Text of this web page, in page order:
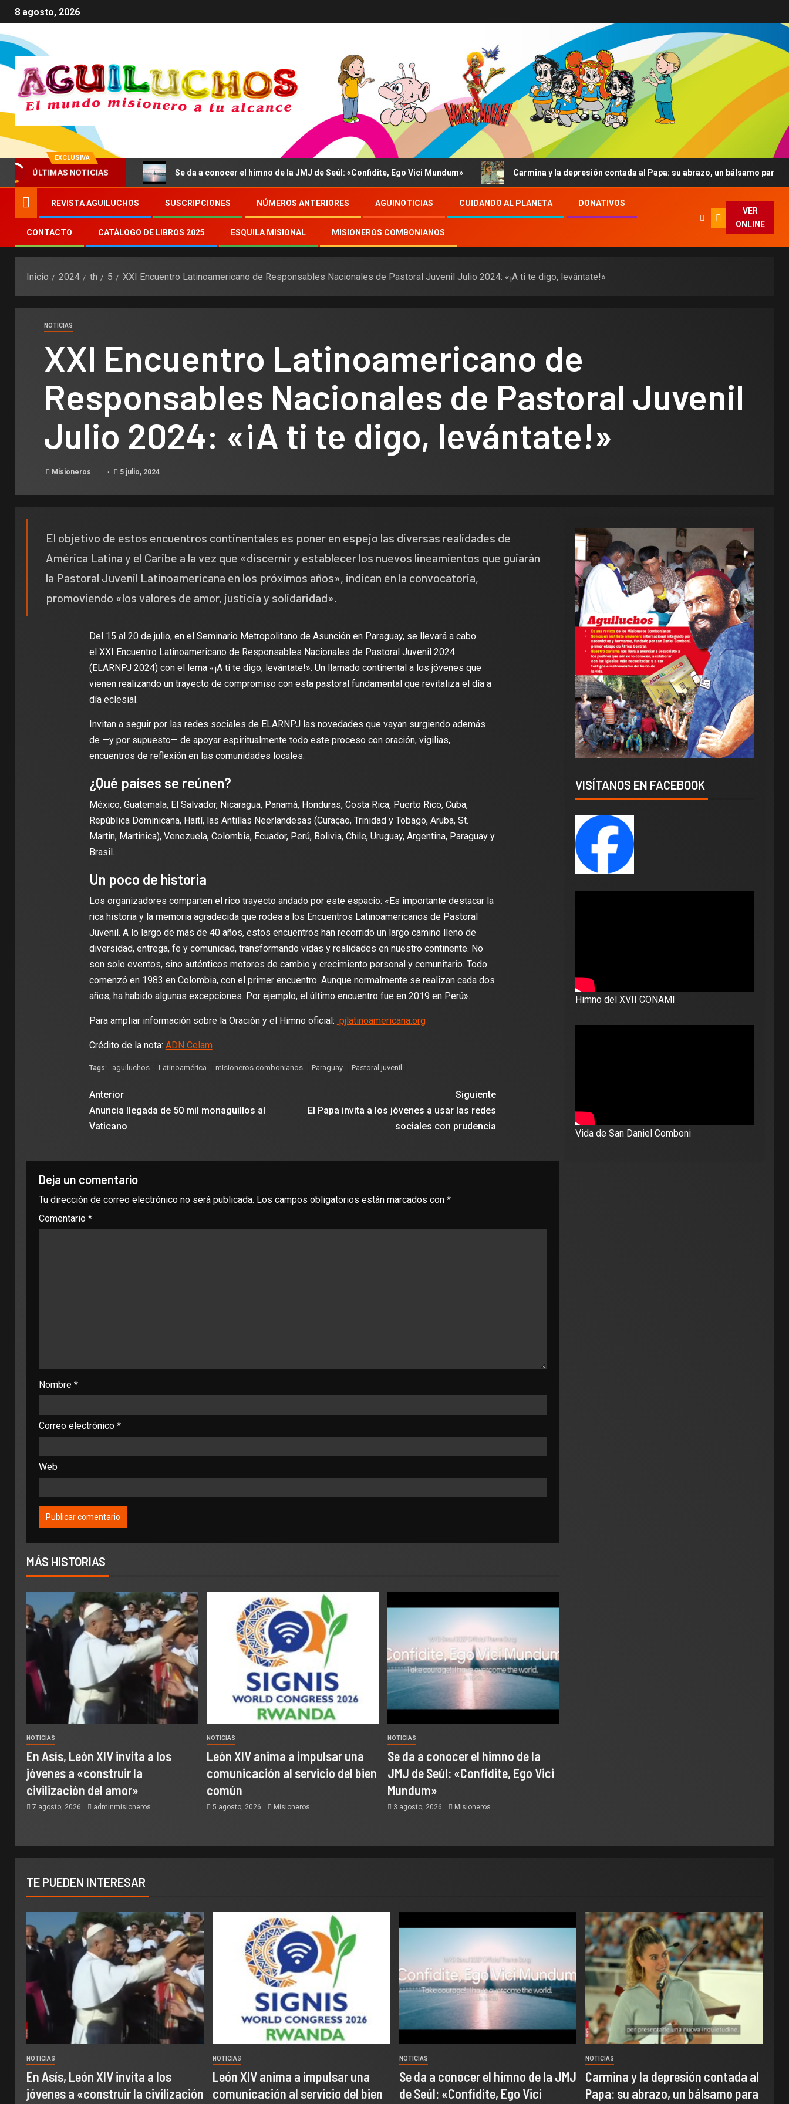
8 agosto, 2026
EXCLUSIVA
ÚLTIMAS NOTICIAS
del bien común Se da a conocer el himno de la JMJ de Seúl: «Confidite, Ego Vici Mundum» Carmina y la depresión contada al Papa: su abrazo, un bálsamo para el alma
REVISTA AGUILUCHOS SUSCRIPCIONES NÚMEROS ANTERIORES AGUINOTICIAS CUIDANDO AL PLANETA DONATIVOS
CONTACTO CATÁLOGO DE LIBROS 2025 ESQUILA MISIONAL MISIONEROS COMBONIANOS
VER
ONLINE
Inicio 2024 th 5 XXI Encuentro Latinoamericano de Responsables Nacionales de Pastoral Juvenil Julio 2024: «¡A ti te digo, levántate!»
NOTICIAS
XXI Encuentro Latinoamericano de
Responsables Nacionales de Pastoral Juvenil
Julio 2024: «¡A ti te digo, levántate!»
Misioneros 5 julio, 2024
El objetivo de estos encuentros continentales es poner en espejo las diversas realidades de
América Latina y el Caribe a la vez que «discernir y establecer los nuevos lineamientos que guiarán
la Pastoral Juvenil Latinoamericana en los próximos años», indican en la convocatoria,
promoviendo «los valores de amor, justicia y solidaridad».
Del 15 al 20 de julio, en el Seminario Metropolitano de Asunción en Paraguay, se llevará a cabo
el XXI Encuentro Latinoamericano de Responsables Nacionales de Pastoral Juvenil 2024
(ELARNPJ 2024) con el lema «¡A ti te digo, levántate!». Un llamado continental a los jóvenes que
vienen realizando un trayecto de compromiso con esta pastoral fundamental que revitaliza el día a
día eclesial.
Invitan a seguir por las redes sociales de ELARNPJ las novedades que vayan surgiendo además
de —y por supuesto— de apoyar espiritualmente todo este proceso con oración, vigilias,
encuentros de reflexión en las comunidades locales.
¿Qué países se reúnen?
México, Guatemala, El Salvador, Nicaragua, Panamá, Honduras, Costa Rica, Puerto Rico, Cuba,
República Dominicana, Haití, las Antillas Neerlandesas (Curaçao, Trinidad y Tobago, Aruba, St.
Martin, Martinica), Venezuela, Colombia, Ecuador, Perú, Bolivia, Chile, Uruguay, Argentina, Paraguay y
Brasil.
Un poco de historia
Los organizadores comparten el rico trayecto andado por este espacio: «Es importante destacar la
rica historia y la memoria agradecida que rodea a los Encuentros Latinoamericanos de Pastoral
Juvenil. A lo largo de más de 40 años, estos encuentros han recorrido un largo camino lleno de
diversidad, entrega, fe y comunidad, transformando vidas y realidades en nuestro continente. No
son solo eventos, sino auténticos motores de cambio y crecimiento personal y comunitario. Todo
comenzó en 1983 en Colombia, con el primer encuentro. Aunque normalmente se realizan cada dos
años, ha habido algunas excepciones. Por ejemplo, el último encuentro fue en 2019 en Perú».
Para ampliar información sobre la Oración y el Himno oficial: pjlatinoamericana.org
Crédito de la nota: ADN Celam
Tags: aguiluchos Latinoamérica misioneros combonianos Paraguay Pastoral juvenil
Anterior
Anuncia llegada de 50 mil monaguillos al
Vaticano
Siguiente
El Papa invita a los jóvenes a usar las redes
sociales con prudencia
Deja un comentario
Tu dirección de correo electrónico no será publicada. Los campos obligatorios están marcados con *
Comentario *
Nombre *
Correo electrónico *
Web
MÁS HISTORIAS
NOTICIAS
En Asís, León XIV invita a los
jóvenes a «construir la
civilización del amor»
7 agosto, 2026 adminmisioneros
NOTICIAS
León XIV anima a impulsar una
comunicación al servicio del bien
común
5 agosto, 2026 Misioneros
NOTICIAS
Se da a conocer el himno de la
JMJ de Seúl: «Confidite, Ego Vici
Mundum»
3 agosto, 2026 Misioneros
VISÍTANOS EN FACEBOOK
Himno del XVII CONAMI
Vida de San Daniel Comboni
TE PUEDEN INTERESAR
NOTICIAS
En Asís, León XIV invita a los
jóvenes a «construir la civilización
NOTICIAS
León XIV anima a impulsar una
comunicación al servicio del bien
NOTICIAS
Se da a conocer el himno de la JMJ
de Seúl: «Confidite, Ego Vici
NOTICIAS
Carmina y la depresión contada al
Papa: su abrazo, un bálsamo para